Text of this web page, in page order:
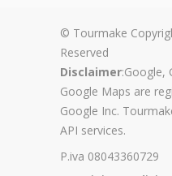
© Tourmake
Reserved
Disclaimer:Google,
Google Maps are
Google Inc.
API services.
P.iva 08043360729